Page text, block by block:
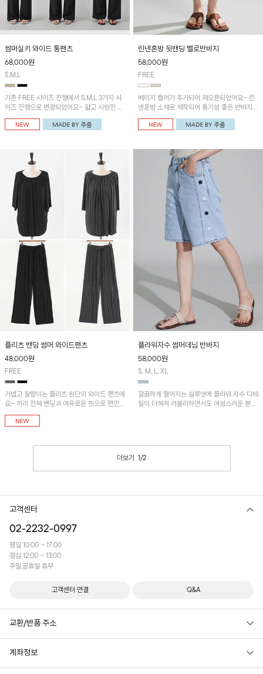
썸머실키 와이드 통팬츠
68,000원
S,M,L
기존 FREE 사이즈 진행에서 S,M,L 3가지 사
이즈 진행으로 변경되었어요~ 얇고 시원한 원
단으로 제작된 와이드팬츠! 베이직한 디자인으
로 코디 활용도가 높은 아이템이에요~
린넨혼방 뒷밴딩 벨로반바지
58,000원
FREE
베이지 컬러가 추가되어 재오픈되었어요~ 린
넨혼방 소재로 제작되어 통기성 좋은 반바지입
니다~ 뒷밴딩으로 편안하며 깔끔한 디자인으
로 다양한 코디에 활용가능! 세일러카라 나시
플리츠 밴딩 썸머 와이드팬츠
48,000원
FREE
가볍고 찰랑이는 플리츠 원단의 와이드 팬츠에
요~ 허리 전체 밴딩과 여유로운 핏으로 편안한
착용감이에요! 썸머플리츠 밴딩셔링넥 블라우
스와 함께 코디하시는 걸 추천드려요~
플라워자수 썸머데님 반바지
58,000원
S, M, L, XL
깔끔하게 떨어지는 실루엣에 플라워 자수 디테
일이 더해져 러블리하면서도 여성스러운 분위
더보기 1/2
고객센터
02-2232-0997
평일 10:00 ~ 17:00
점심 12:00 ~ 13:00
주말,공휴일 휴무
고객센터 연결 Q&A
교환/반품 주소
계좌정보